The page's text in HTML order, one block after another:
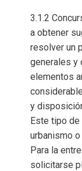
3.1.2
a obtener
resolver un
generales y
elementos
y
Este tipo
urbanismo
Para la
solicitarse